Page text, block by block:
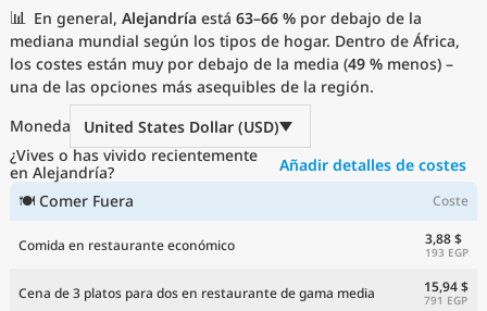
📊 En general, Alejandría está 63–66 % por debajo de la
mediana mundial según los tipos de hogar. Dentro de África,
los costes están muy por debajo de la media (49 % menos) –
una de las opciones más asequibles de la región.
Moneda
United States Dollar (USD)
¿Vives o has vivido recientemente
en Alejandría?
Añadir detalles de costes
🍽 Comer Fuera
Coste
Comida en restaurante económico 3,88 $
193 EGP
Cena de 3 platos para dos en restaurante de gama media 15,94 $
791 EGP
Precios actuales por ciudad
Precios actuales por país